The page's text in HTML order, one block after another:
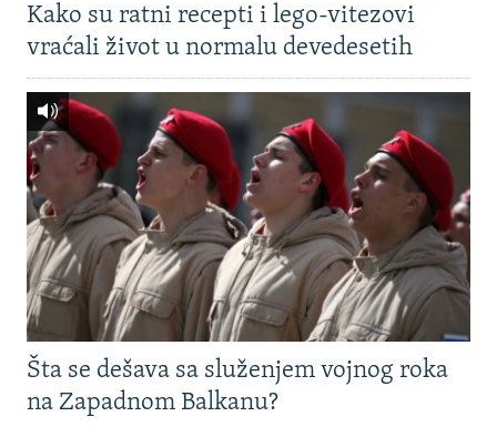
Kako su ratni recepti i lego-vitezovi
vraćali život u normalu devedesetih
Šta se dešava sa služenjem vojnog roka
na Zapadnom Balkanu?